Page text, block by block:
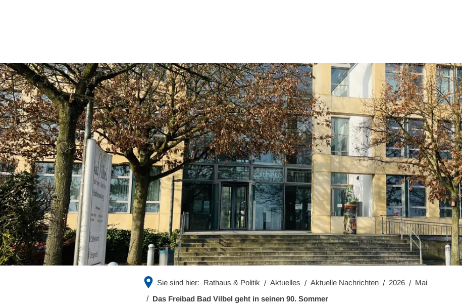
Sie sind hier: Rathaus & Politik Aktuelles Aktuelle Nachrichten 2026
Mai
Das Freibad Bad Vilbel geht in seinen 90. Sommer